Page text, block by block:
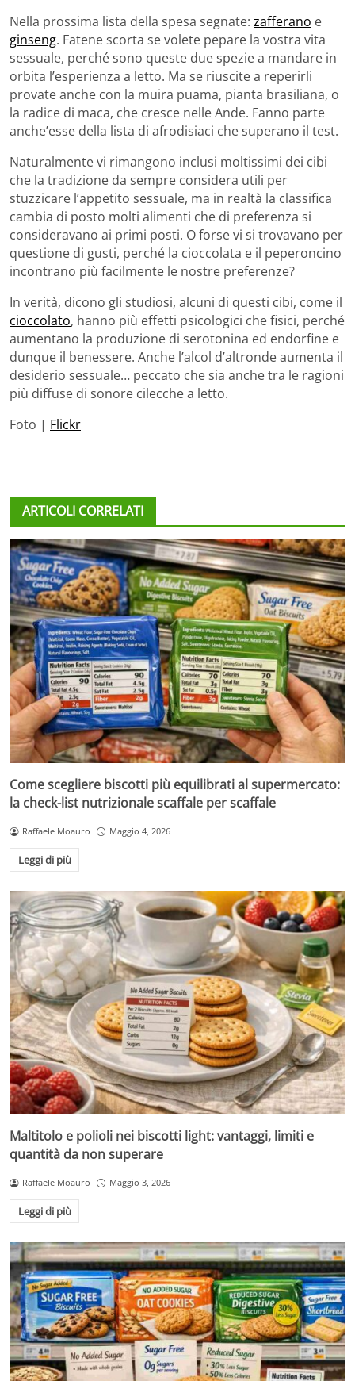
Nella prossima lista della spesa segnate: zafferano e
ginseng. Fatene scorta se volete pepare la vostra vita
sessuale, perché sono queste due spezie a mandare in
orbita l’esperienza a letto. Ma se riuscite a reperirli
provate anche con la muira puama, pianta brasiliana, o
la radice di maca, che cresce nelle Ande. Fanno parte
anche’esse della lista di afrodisiaci che superano il test.
Naturalmente vi rimangono inclusi moltissimi dei cibi
che la tradizione da sempre considera utili per
stuzzicare l’appetito sessuale, ma in realtà la classifica
cambia di posto molti alimenti che di preferenza si
consideravano ai primi posti. O forse vi si trovavano per
questione di gusti, perché la cioccolata e il peperoncino
incontrano più facilmente le nostre preferenze?
In verità, dicono gli studiosi, alcuni di questi cibi, come il
cioccolato, hanno più effetti psicologici che fisici, perché
aumentano la produzione di serotonina ed endorfine e
dunque il benessere. Anche l’alcol d’altronde aumenta il
desiderio sessuale… peccato che sia anche tra le ragioni
più diffuse di sonore cilecche a letto.
Foto | Flickr
ARTICOLI CORRELATI
Come scegliere biscotti più equilibrati al supermercato:
la check-list nutrizionale scaffale per scaffale
Raffaele Moauro Maggio 4, 2026
Leggi di più
Maltitolo e polioli nei biscotti light: vantaggi, limiti e
quantità da non superare
Raffaele Moauro Maggio 3, 2026
Leggi di più